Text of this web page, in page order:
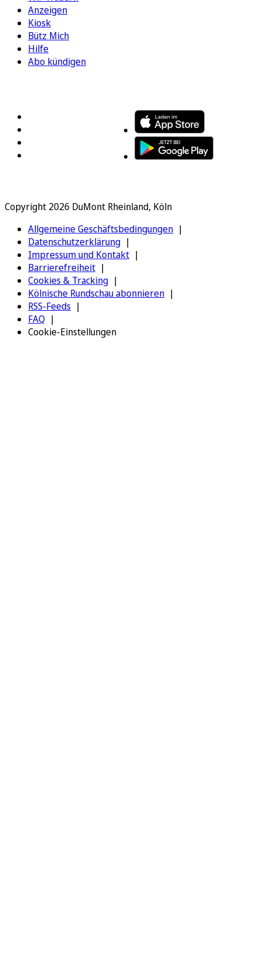
Anzeigen
Kiosk
Bütz Mich
Hilfe
Abo kündigen
Copyright 2026 DuMont Rheinland, Köln
Allgemeine Geschäftsbedingungen
Datenschutzerklärung
Impressum und Kontakt
Barrierefreiheit
Cookies & Tracking
Kölnische Rundschau abonnieren
RSS-Feeds
FAQ
Cookie-Einstellungen